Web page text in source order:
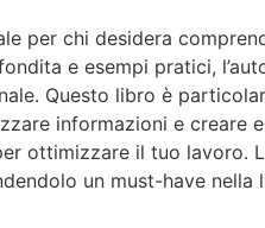
per chi desidera
e esempi pratici,
Questo libro è
informazioni e creare
ottimizzare il tuo lavoro.
un must-have